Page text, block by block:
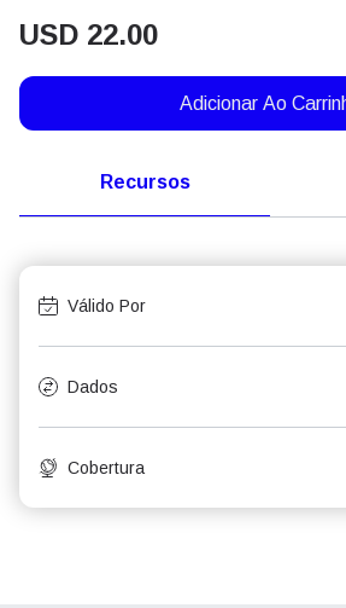
USD 22.00
Adicionar Ao
Recursos
Válido Por
Dados
Cobertura